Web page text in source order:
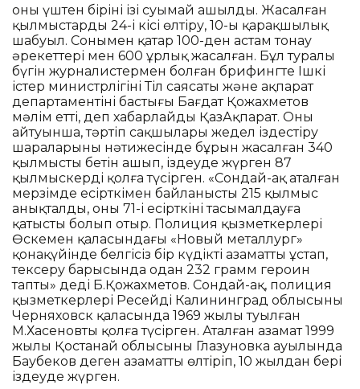
оның үштен бірінің ізі суымай ашылды. Жасалған
қылмыстардың 24-і кісі өлтіру, 10-ы қарақшылық
шабуыл. Сонымен қатар 100-ден астам тонау
әрекеттері мен 600 ұрлық жасалған. Бұл туралы
бүгін журналистермен болған брифингте Ішкі
істер министрлігінің Тіл саясаты және ақпарат
департаментінің бастығы Бағдат Қожахметов
мәлім етті, деп хабарлайды ҚазАқпарат. Оның
айтуынша, тәртіп сақшылары жедел іздестіру
шараларының нәтижесінде бұрын жасалған 340
қылмыстың бетін ашып, іздеуде жүрген 87
қылмыскерді қолға түсірген. «Сондай-ақ аталған
мерзімде есірткімен байланысты 215 қылмыс
анықталды, оның 71-і есірткіні тасымалдауға
қатысты болып отыр. Полиция қызметкерлері
Өскемен қаласындағы «Новый металлург»
қонақүйінде белгісіз бір күдікті азаматты ұстап,
тексеру барысында одан 232 грамм героин
тапты» деді Б.Қожахметов. Сондай-ақ, полиция
қызметкерлері Ресейдің Калининград облысының
Черняховск қаласында 1969 жылы туылған
М.Хасеновты қолға түсірген. Аталған азамат 1999
жылы Қостанай облысының Глазуновка ауылында
Баубеков деген азаматты өлтіріп, 10 жылдан бері
іздеуде жүрген.